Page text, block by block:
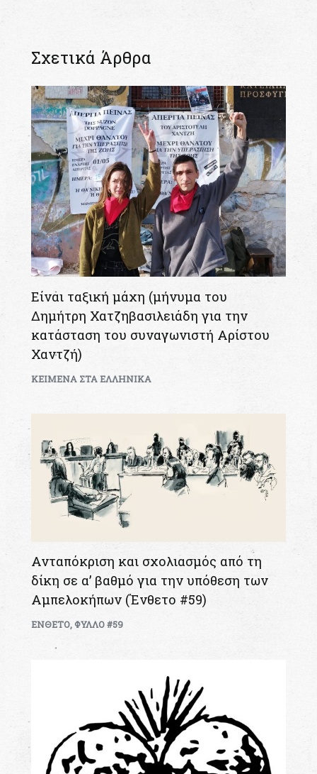
Σχετικά Άρθρα
Είναι ταξική μάχη (μήνυμα του
Δημήτρη Χατζηβασιλειάδη για την
κατάσταση του συναγωνιστή Αρίστου
Χαντζή)
KEIMENA ΣΤΑ ΕΛΛΗΝΙΚΑ
Ανταπόκριση και σχολιασμός από τη
δίκη σε α’ βαθμό για την υπόθεση των
Αμπελοκήπων (Ένθετο #59)
ΕΝΘΕΤΟ, ΦΥΛΛΟ #59